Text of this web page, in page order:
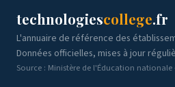
technologiescollege.fr
L'annuaire de référence des
Données officielles, mises à jour
Source : Ministère de l'Éducation